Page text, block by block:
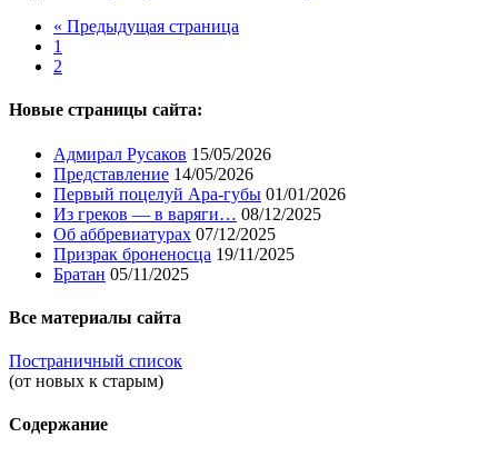
« Предыдущая страница
1
2
Новые страницы сайта:
Адмирал Русаков 15/05/2026
Представление 14/05/2026
Первый поцелуй Ара-губы 01/01/2026
Из греков — в варяги… 08/12/2025
Об аббревиатурах 07/12/2025
Призрак броненосца 19/11/2025
Братан 05/11/2025
Все материалы сайта
Постраничный список
(от новых к старым)
Содержание